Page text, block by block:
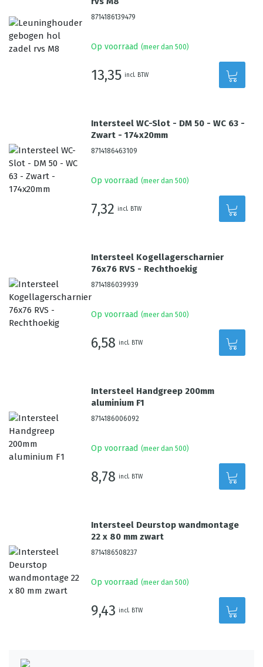
8714186139479
Op voorraad (meer dan 500)
13,35 incl. BTW
Intersteel WC-Slot - DM 50 - WC 63 -
Zwart - 174x20mm
8714186463109
Op voorraad (meer dan 500)
7,32 incl. BTW
Intersteel Kogellagerscharnier
76x76 RVS - Rechthoekig
8714186039939
Op voorraad (meer dan 500)
6,58 incl. BTW
Intersteel Handgreep 200mm
aluminium F1
8714186006092
Op voorraad (meer dan 500)
8,78 incl. BTW
Intersteel Deurstop wandmontage
22 x 80 mm zwart
8714186508237
Op voorraad (meer dan 500)
9,43 incl. BTW